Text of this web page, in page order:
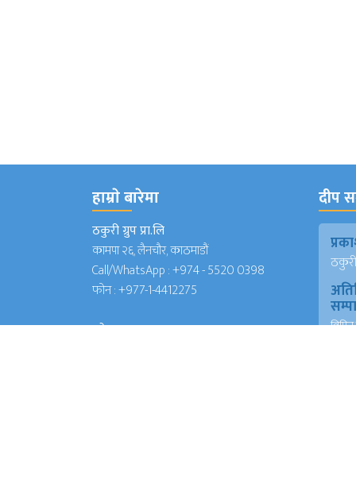
हाम्राे बारेमा
ठकुरी ग्रुप प्रा.लि
कामपा २६, लैनचौर, काठमाडौं
Call/WhatsApp :+974 - 5520 0398
फोन :+977-1-4412275
इमेल
दीप
ठकुरी